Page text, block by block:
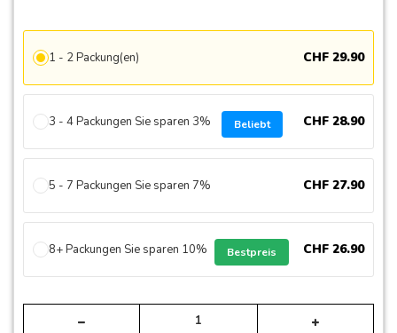
1 - 2 Packung(en) CHF 29.90
3 - 4 Packungen Sie sparen 3% Beliebt CHF28.90
5 - 7 Packungen Sie sparen 7% CHF 27.90
8+ Packungen Sie sparen 10% Bestpreis CHF 26.90